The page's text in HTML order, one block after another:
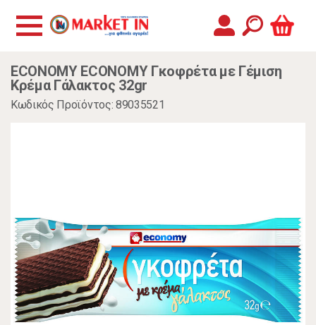
ECONOMY ECONOMY Γκοφρέτα με Γέμιση
Κρέμα Γάλακτος 32gr
Κωδικός Προϊόντος: 89035521